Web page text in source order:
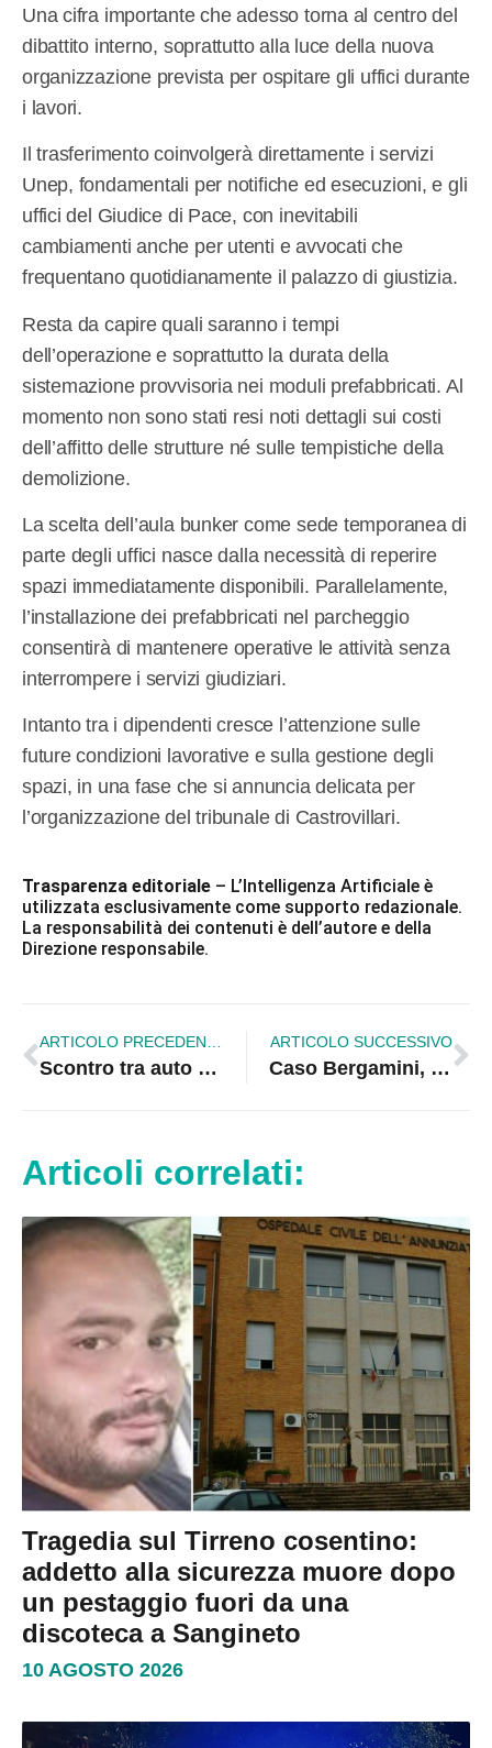
Una cifra importante che adesso torna al centro del
dibattito interno, soprattutto alla luce della nuova
organizzazione prevista per ospitare gli uffici durante
i lavori.
Il trasferimento coinvolgerà direttamente i servizi
Unep, fondamentali per notifiche ed esecuzioni, e gli
uffici del Giudice di Pace, con inevitabili
cambiamenti anche per utenti e avvocati che
frequentano quotidianamente il palazzo di giustizia.
Resta da capire quali saranno i tempi
dell’operazione e soprattutto la durata della
sistemazione provvisoria nei moduli prefabbricati. Al
momento non sono stati resi noti dettagli sui costi
dell’affitto delle strutture né sulle tempistiche della
demolizione.
La scelta dell’aula bunker come sede temporanea di
parte degli uffici nasce dalla necessità di reperire
spazi immediatamente disponibili. Parallelamente,
l’installazione dei prefabbricati nel parcheggio
consentirà di mantenere operative le attività senza
interrompere i servizi giudiziari.
Intanto tra i dipendenti cresce l’attenzione sulle
future condizioni lavorative e sulla gestione degli
spazi, in una fase che si annuncia delicata per
l’organizzazione del tribunale di Castrovillari.
Trasparenza editoriale – L’Intelligenza Artificiale è
utilizzata esclusivamente come supporto redazionale.
La responsabilità dei contenuti è dell’autore e della
Direzione responsabile.
Scontro tra auto e moto sulla Statale 106: morto il centauro di 33 anni
ARTICOLO SUCCESSIVO
Caso Bergamini, chiesto l’ergastolo in appello per Isabella Internò
Articoli correlati:
Tragedia sul Tirreno cosentino:
addetto alla sicurezza muore dopo
un pestaggio fuori da una
discoteca a Sangineto
10 AGOSTO 2026